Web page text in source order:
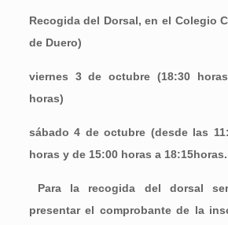
Recogida del Dorsal, en el Colegio
de Duero)
viernes 3 de octubre (18:30
horas)
sábado 4 de octubre (desde las
horas y de 15:00 horas a 18:15horas.
Para la recogida del dorsal
presentar el comprobante de la